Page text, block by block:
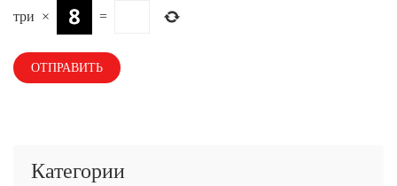
три × =
Категории